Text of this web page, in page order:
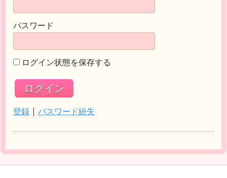
パスワード
ログイン状態を保存する
登録 | パスワード紛失